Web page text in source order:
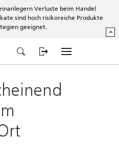
Verluste beim Handel
sind hoch risikoreiche Produkte
geeignet.
^